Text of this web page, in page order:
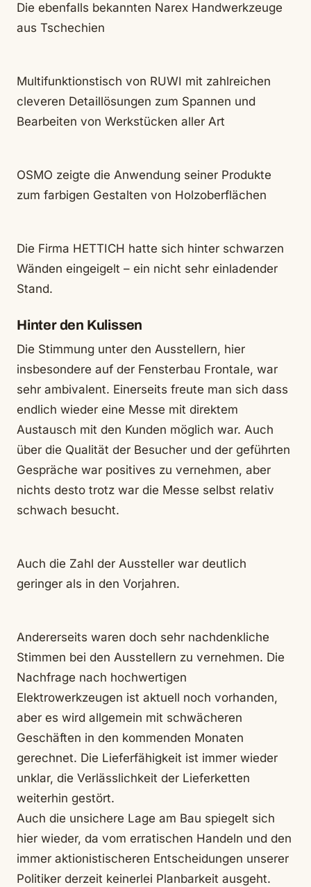
Die ebenfalls bekannten Narex Handwerkzeuge
aus Tschechien
Multifunktionstisch von RUWI mit zahlreichen
cleveren Detaillösungen zum Spannen und
Bearbeiten von Werkstücken aller Art
OSMO zeigte die Anwendung seiner Produkte
zum farbigen Gestalten von Holzoberflächen
Die Firma HETTICH hatte sich hinter schwarzen
Wänden eingeigelt – ein nicht sehr einladender
Stand.
Hinter den Kulissen
Die Stimmung unter den Ausstellern, hier
insbesondere auf der Fensterbau Frontale, war
sehr ambivalent. Einerseits freute man sich dass
endlich wieder eine Messe mit direktem
Austausch mit den Kunden möglich war. Auch
über die Qualität der Besucher und der geführten
Gespräche war positives zu vernehmen, aber
nichts desto trotz war die Messe selbst relativ
schwach besucht.
Auch die Zahl der Aussteller war deutlich
geringer als in den Vorjahren.
Andererseits waren doch sehr nachdenkliche
Stimmen bei den Ausstellern zu vernehmen. Die
Nachfrage nach hochwertigen
Elektrowerkzeugen ist aktuell noch vorhanden,
aber es wird allgemein mit schwächeren
Geschäften in den kommenden Monaten
gerechnet. Die Lieferfähigkeit ist immer wieder
unklar, die Verlässlichkeit der Lieferketten
weiterhin gestört.
Auch die unsichere Lage am Bau spiegelt sich
hier wieder, da vom erratischen Handeln und den
immer aktionistischeren Entscheidungen unserer
Politiker derzeit keinerlei Planbarkeit ausgeht.